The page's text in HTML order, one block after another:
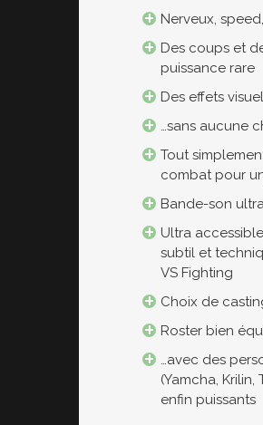
Nerveux,
Des coups et
puissance rare
Des effets
…sans aucune
Tout
combat pour
Bande-son
Ultra
subtil et
VS Fighting
Choix de
Roster bien
…avec des
(Yamcha,
enfin puissants